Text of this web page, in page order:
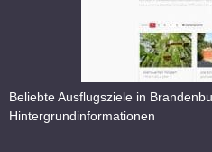
Beliebte Ausflugsziele in
Hintergrundinformationen